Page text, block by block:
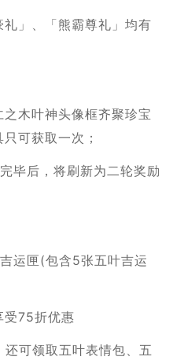
」、「熊霸尊礼」均有
木叶神头像框齐聚珍宝
可获取一次；
毕后，将刷新为二轮奖励
运匣(包含5张五叶吉运
受75折优惠
可领取五叶表情包、五